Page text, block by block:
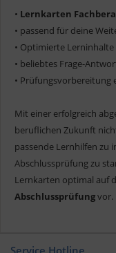
• Lernkarten
• passend für deine
• Optimierte Lerninhalte
• beliebtes Frage-
• Prüfungsvorbereitung
Mit einer erfolgreich
beruflichen Zukunft
passende Lernhilfen zu
Abschlussprüfung zu
Lernkarten optimal auf
Abschlussprüfungvor.